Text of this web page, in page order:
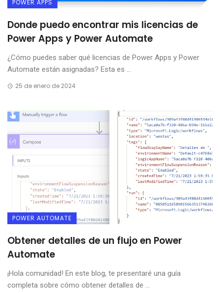
POWER APPS
Donde puedo encontrar mis licencias de
Power Apps y Power Automate
¿Cómo puedes saber qué licencias de Power Apps y Power
Automate están asignadas? Esta es ...
25 de enero de 2024
POWER AUTOMATE
Obtener detalles de un flujo en Power
Automate
¡Hola comunidad! En este blog, te presentaré una guía
completa sobre cómo obtener detalles de ...